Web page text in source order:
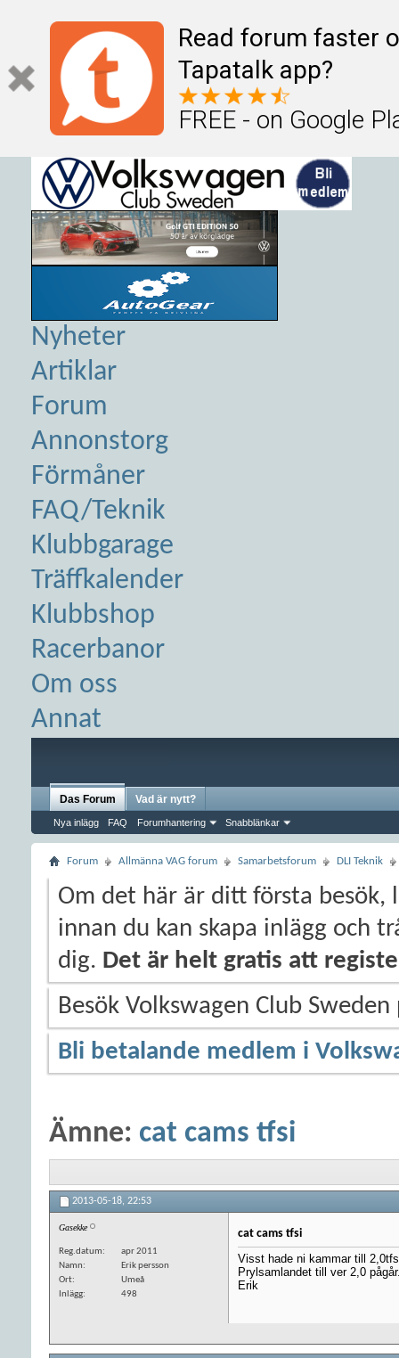
Read forum faster
Tapatalk app?
FREE - on Google
Nyheter
Artiklar
Forum
Annonstorg
Förmåner
FAQ/Teknik
Klubbgarage
Träffkalender
Klubbshop
Racerbanor
Om oss
Annat
Das Forum
Nya inlägg FAQ Forumhantering Snabblänkar
Vad är nytt?
Forum Allmänna VAG forum Samarbetsforum DLI Teknik
Om det här är ditt första besök,
innan du kan skapa inlägg och
dig. Det är helt gratis att
Besök Volkswagen Club
Bli betalande medlem i
Ämne: cat cams tfsi
2013-05-18, 22:53
Gasekke
Reg.datum
apr 2011
Namn
Erik persson
Ort
Umeå
Inlägg
498
cat cams tfsi
Visst hade ni kammar till
Prylsamlandet till ver 2,0
Erik